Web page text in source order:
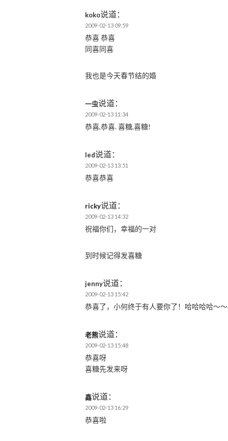
koko说道：
2009-02-13 09:59
恭喜 恭喜
同喜同喜
我也是今天春节结的婚
一虫说道：
2009-02-13 11:34
恭喜,恭喜. 喜糖,喜糖!
led说道：
2009-02-13 13:51
恭喜恭喜
ricky说道：
2009-02-13 14:32
祝福你们，幸福的一对
到时候记得发喜糖
jenny说道：
2009-02-13 15:42
恭喜了，小何终于有人要你了！哈哈哈哈～
老熊说道：
2009-02-13 15:48
恭喜呀
喜糖先发来呀
鑫说道：
2009-02-13 16:29
恭喜啦